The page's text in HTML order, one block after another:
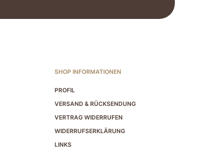
SHOP INFORMATIONEN
PROFIL
VERSAND & RÜCKSENDUNG
VERTRAG WIDERRUFEN
WIDERRUFSERKLÄRUNG
LINKS